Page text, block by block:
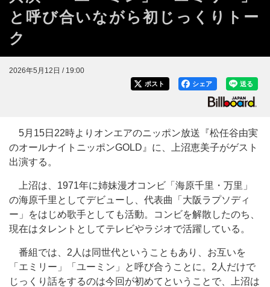
と呼び合いながら初じっくりトー
ク
2026年5月12日 / 19:00
送る
シェア
ポスト
5月15日22時よりオンエアのニッポン放送『松任谷由実
のオールナイトニッポンGOLD』に、上沼恵美子がゲスト
出演する。
上沼は、1971年に姉妹漫才コンビ「海原千里・万里」
の海原千里としてデビューし、代表曲「大阪ラプソディ
ー」をはじめ歌手としても活動。コンビを解散したのち、
現在はタレントとしてテレビやラジオで活躍している。
番組では、2人は同世代ということもあり、お互いを
「エミリー」「ユーミン」と呼び合うことに。2人だけで
じっくり話をするのは今回が初めてということで、上沼は